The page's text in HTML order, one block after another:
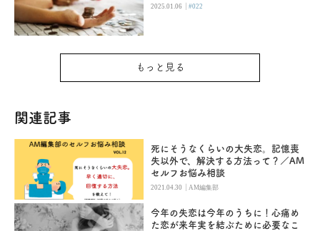
2025.01.06 |#022
もっと見る
関連記事
死にそうなくらいの大失恋。記憶喪
失以外で、解決する方法って？／AM
セルフお悩み相談
2021.04.30 |AM編集部
今年の失恋は今年のうちに！心痛め
た恋が来年実を結ぶために必要なこ